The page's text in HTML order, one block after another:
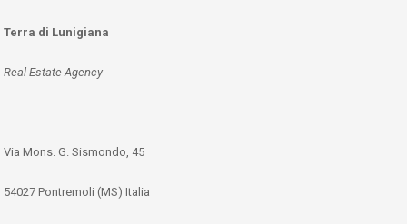
Terra di Lunigiana
Real Estate Agency
Via Mons. G. Sismondo, 45
54027 Pontremoli (MS) Italia